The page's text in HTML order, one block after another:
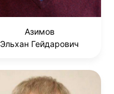
Азимов
Эльхан Гейдарович